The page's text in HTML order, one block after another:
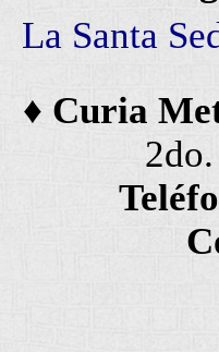
La Santa
♦ Curia